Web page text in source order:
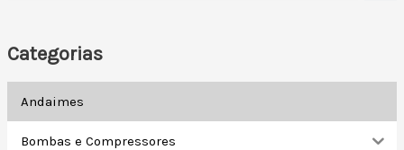
Categorias
Andaimes
Bombas e Compressores